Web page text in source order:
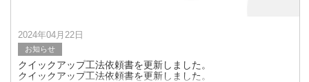
2024年04月22日
お知らせ
クイックアップ工法依頼書を更新しました。
クイックアップ工法依頼書を更新しました。